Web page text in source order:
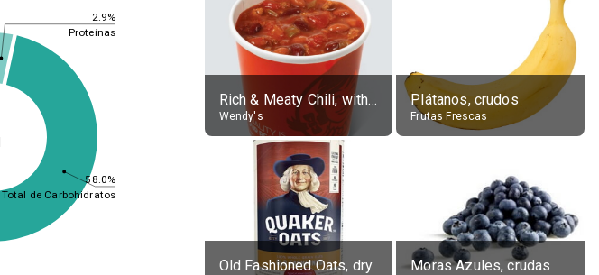
2.9%
58.0%
Proteínas
Total de Carbohidratos
Rich & Meaty Chili, without toppings, large
Wendy's
Plátanos, crudos
Frutas Frescas
Old Fashioned Oats, dry Moras Azules, crudas